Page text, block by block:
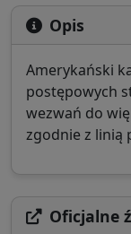
Opis
Amerykański
postępowych
wezwań do
zgodnie z linią
Oficjalne